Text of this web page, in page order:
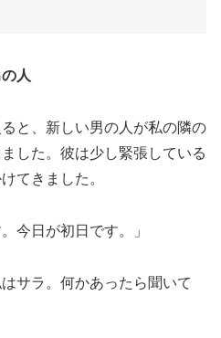
人
と、新しい男の人が私の隣の
した。彼は少し緊張している
てきました。
今日が初日です。」
サラ。何かあったら聞いて